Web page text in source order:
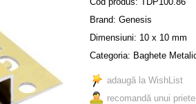
Brand: Genesis
Dimensiuni: 10 x 10 mm
Categoria: Baghete
adaugă la WishList
recomandă unui